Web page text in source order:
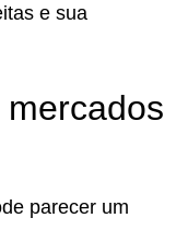
e sua
parecer um